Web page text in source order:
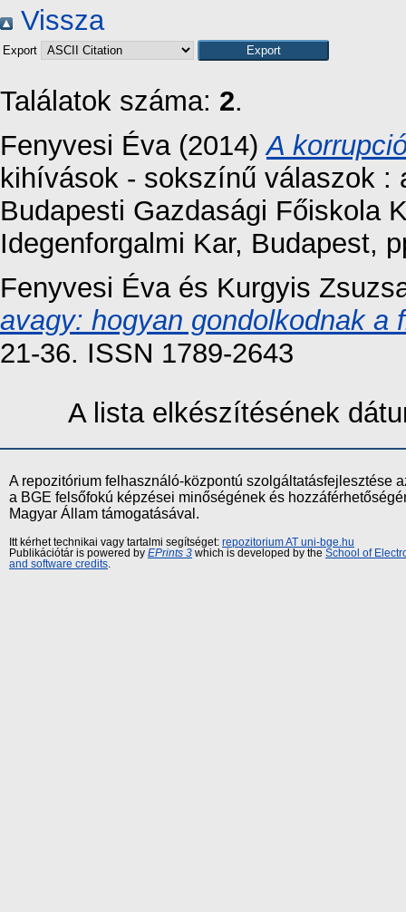
Vissza
Export
Találatok száma: 2.
Fenyvesi Éva(2014)A
kihívások - sokszínű válaszok :
Budapesti Gazdasági Főiskola
Idegenforgalmi Kar, Budapest,
Fenyvesi Évaés Kurgyis
avagy: hogyan gondolkodnak a
21-36. ISSN 1789-2643
A lista elkészítésének
A repozitórium felhasználó-központú szolgáltatásfejlesztése
a BGE felsőfokú képzései minőségének és
Magyar Állam támogatásával.
Itt kérhet technikai vagy tartalmi segítséget: repozitorium AT uni-bge.hu
Publikációtár is powered by EPrints 3 which is developed by the School of
and software credits